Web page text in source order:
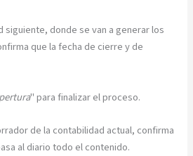
siguiente, donde se van a generar los
que la fecha de cierre y de
" para finalizar el proceso.
de la contabilidad actual, confirma
al diario todo el contenido.